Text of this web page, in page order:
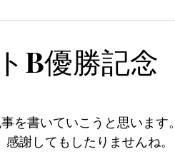
B優勝記念
を書いていこうと思います
謝してもしたりませんね。